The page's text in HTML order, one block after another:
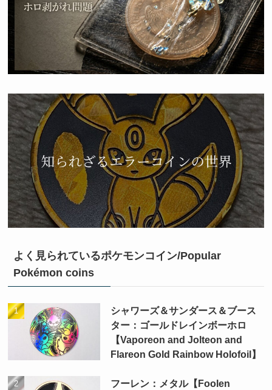
よく見られているポケモンコイン/Popular
Pokémon coins
シャワーズ＆サンダース＆ブース
ター：ゴールドレインボーホロ
【Vaporeon and Jolteon and
Flareon Gold Rainbow Holofoil】
フーレン：メタル【Foolen